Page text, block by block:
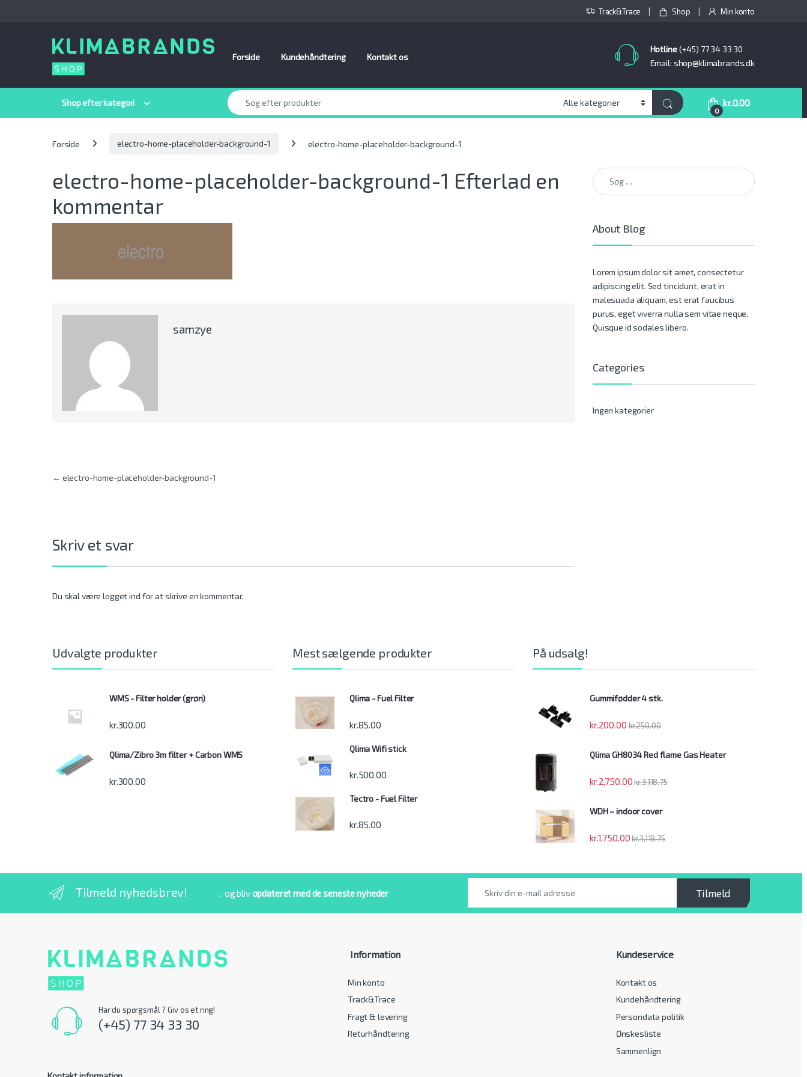
Track&Trace Shop Min konto
Forside Kundehåndtering Kontakt os
Hotline(+45) 77 34 33 30
Email: shop@klimabrands.dk
Shop efter kategori
Søge efter:
0
kr.0.00
Forside electro-home-placeholder-background-1 electro-home-placeholder-background-1
electro-home-placeholder-background-1 Efterlad en
kommentar
samzye
Indlægsnavigation
← electro-home-placeholder-background-1
Skriv et svar
Du skal værelogget ind for at skrive en kommentar.
Søg efter:
About Blog
Lorem ipsum dolor sit amet, consectetur
adipiscing elit. Sed tincidunt, erat in
malesuada aliquam, est erat faucibus
purus, eget viverra nulla sem vitae neque.
Quisque id sodales libero.
Categories
Ingen kategorier
Udvalgte produkter
WMS - Filter holder (grøn)
kr.300.00
Qlima/Zibro 3m filter + Carbon WMS
kr.300.00
Mest sælgende produkter
Qlima - Fuel Filter
kr.85.00
Qlima Wifi stick
kr.500.00
Tectro - Fuel Filter
kr.85.00
På udsalg!
Gummifødder 4 stk.
kr.200.00 kr.250.00
Qlima GH8034 Red flame Gas Heater
kr.2,750.00 kr.3,118.75
WDH – indoor cover
kr.1,750.00 kr.3,118.75
Tilmeld nyhedsbrev! .. og blivopdateret med de seneste nyheder Tilmeld
Har du spørgsmål ? Giv os et ring!
(+45) 77 34 33 30
Information
Min konto
Track&Trace
Fragt & levering
Returhåndtering
Kundeservice
Kontakt os
Kundehåndtering
Persondata politik
Ønskesliste
Sammenlign